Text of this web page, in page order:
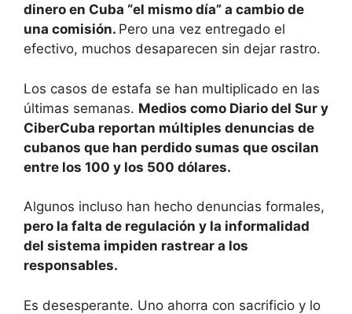
dinero en Cuba “el mismo día” a cambio de
una comisión. Pero una vez entregado el
efectivo, muchos desaparecen sin dejar rastro.
Los casos de estafa se han multiplicado en las
últimas semanas. Medios como Diario del Sur y
CiberCuba reportan múltiples denuncias de
cubanos que han perdido sumas que oscilan
entre los 100 y los 500 dólares.
Algunos incluso han hecho denuncias formales,
pero la falta de regulación y la informalidad
del sistema impiden rastrear a los
responsables.
Es desesperante. Uno ahorra con sacrificio y lo